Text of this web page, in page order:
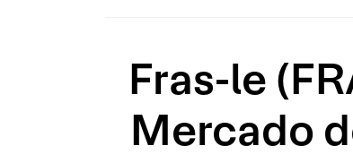
Fras-le
Mercado